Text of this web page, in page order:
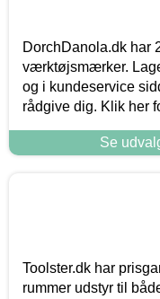
DorchDanola.dk har
værktøjsmærker.
og i kundeservice
rådgive dig. Klik her
Se
Toolster.dk har
rummer udstyr til